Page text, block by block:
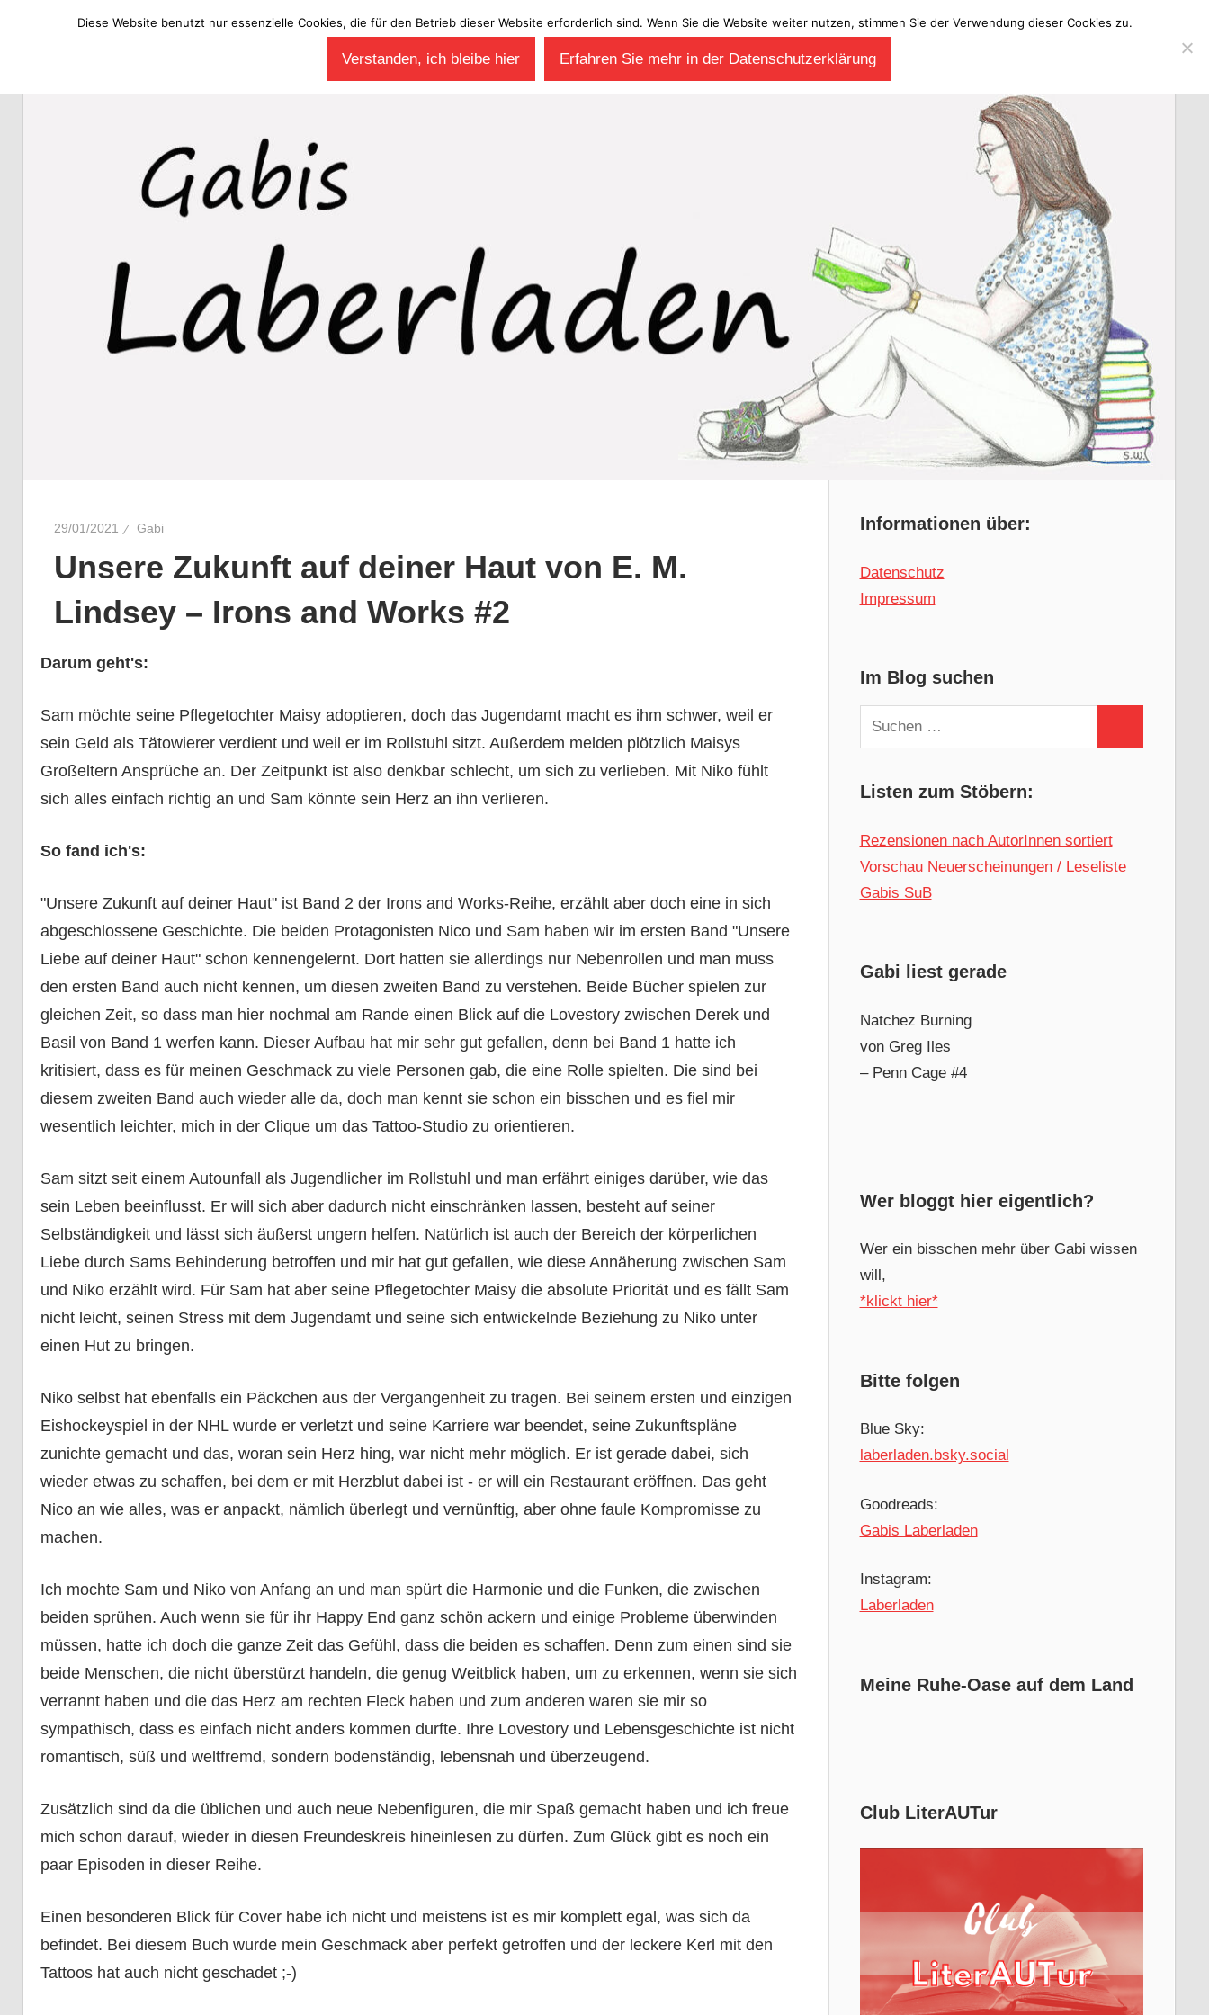
29/01/2021 Gabi
Unsere Zukunft auf deiner Haut von E. M.
Lindsey – Irons and Works #2
Darum geht's:
Sam möchte seine Pflegetochter Maisy adoptieren, doch das Jugendamt macht es ihm schwer, weil er
sein Geld als Tätowierer verdient und weil er im Rollstuhl sitzt. Außerdem melden plötzlich Maisys
Großeltern Ansprüche an. Der Zeitpunkt ist also denkbar schlecht, um sich zu verlieben. Mit Niko fühlt
sich alles einfach richtig an und Sam könnte sein Herz an ihn verlieren.
So fand ich's:
"Unsere Zukunft auf deiner Haut" ist Band 2 der Irons and Works-Reihe, erzählt aber doch eine in sich
abgeschlossene Geschichte. Die beiden Protagonisten Nico und Sam haben wir im ersten Band "Unsere
Liebe auf deiner Haut" schon kennengelernt. Dort hatten sie allerdings nur Nebenrollen und man muss
den ersten Band auch nicht kennen, um diesen zweiten Band zu verstehen. Beide Bücher spielen zur
gleichen Zeit, so dass man hier nochmal am Rande einen Blick auf die Lovestory zwischen Derek und
Basil von Band 1 werfen kann. Dieser Aufbau hat mir sehr gut gefallen, denn bei Band 1 hatte ich
kritisiert, dass es für meinen Geschmack zu viele Personen gab, die eine Rolle spielten. Die sind bei
diesem zweiten Band auch wieder alle da, doch man kennt sie schon ein bisschen und es fiel mir
wesentlich leichter, mich in der Clique um das Tattoo-Studio zu orientieren.
Sam sitzt seit einem Autounfall als Jugendlicher im Rollstuhl und man erfährt einiges darüber, wie das
sein Leben beeinflusst. Er will sich aber dadurch nicht einschränken lassen, besteht auf seiner
Selbständigkeit und lässt sich äußerst ungern helfen. Natürlich ist auch der Bereich der körperlichen
Liebe durch Sams Behinderung betroffen und mir hat gut gefallen, wie diese Annäherung zwischen Sam
und Niko erzählt wird. Für Sam hat aber seine Pflegetochter Maisy die absolute Priorität und es fällt Sam
nicht leicht, seinen Stress mit dem Jugendamt und seine sich entwickelnde Beziehung zu Niko unter
einen Hut zu bringen.
Niko selbst hat ebenfalls ein Päckchen aus der Vergangenheit zu tragen. Bei seinem ersten und einzigen
Eishockeyspiel in der NHL wurde er verletzt und seine Karriere war beendet, seine Zukunftspläne
zunichte gemacht und das, woran sein Herz hing, war nicht mehr möglich. Er ist gerade dabei, sich
wieder etwas zu schaffen, bei dem er mit Herzblut dabei ist - er will ein Restaurant eröffnen. Das geht
Nico an wie alles, was er anpackt, nämlich überlegt und vernünftig, aber ohne faule Kompromisse zu
machen.
Ich mochte Sam und Niko von Anfang an und man spürt die Harmonie und die Funken, die zwischen
beiden sprühen. Auch wenn sie für ihr Happy End ganz schön ackern und einige Probleme überwinden
müssen, hatte ich doch die ganze Zeit das Gefühl, dass die beiden es schaffen. Denn zum einen sind sie
beide Menschen, die nicht überstürzt handeln, die genug Weitblick haben, um zu erkennen, wenn sie sich
verrannt haben und die das Herz am rechten Fleck haben und zum anderen waren sie mir so
sympathisch, dass es einfach nicht anders kommen durfte. Ihre Lovestory und Lebensgeschichte ist nicht
romantisch, süß und weltfremd, sondern bodenständig, lebensnah und überzeugend.
Zusätzlich sind da die üblichen und auch neue Nebenfiguren, die mir Spaß gemacht haben und ich freue
mich schon darauf, wieder in diesen Freundeskreis hineinlesen zu dürfen. Zum Glück gibt es noch ein
paar Episoden in dieser Reihe.
Einen besonderen Blick für Cover habe ich nicht und meistens ist es mir komplett egal, was sich da
befindet. Bei diesem Buch wurde mein Geschmack aber perfekt getroffen und der leckere Kerl mit den
Tattoos hat auch nicht geschadet ;-)
Informationen über:
Datenschutz
Impressum
Im Blog suchen
Suchen
nach:
Listen zum Stöbern:
Rezensionen nach AutorInnen sortiert
Vorschau Neuerscheinungen / Leseliste
Gabis SuB
Gabi liest gerade
Natchez Burning
von Greg Iles
– Penn Cage #4
Wer bloggt hier eigentlich?
Wer ein bisschen mehr über Gabi wissen
will,
*klickt hier*
Bitte folgen
Blue Sky:
laberladen.bsky.social
Goodreads:
Gabis Laberladen
Instagram:
Laberladen
Meine Ruhe-Oase auf dem Land
Club LiterAUTur
Diese Website benutzt nur essenzielle Cookies, die für den Betrieb dieser Website erforderlich sind. Wenn Sie die Website weiter nutzen, stimmen Sie der Verwendung dieser Cookies zu.
Verstanden, ich bleibe hier Erfahren Sie mehr in der Datenschutzerklärung